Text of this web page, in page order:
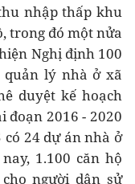
nhập thấp khu
trong đó một nửa
Nghị định 100
quản lý nhà ở xã
duyệt kế hoạch
đoạn 2016 - 2020
có 24 dự án nhà ở
1.100 căn hộ
người dân sử